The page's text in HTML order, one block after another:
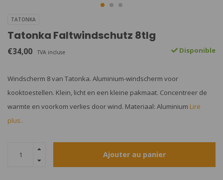
TATONKA
Tatonka Faltwindschutz 8tlg
€34,00 TVA incluse Disponible
Windscherm 8 van Tatonka. Aluminium-windscherm voor
kooktoestellen. Klein, licht en een kleine pakmaat. Concentreer de
warmte en voorkom verlies door wind. Materiaal: Aluminium Lire
plus..
Ajouter au panier